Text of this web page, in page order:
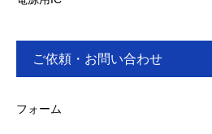
ご依頼・お問い合わせ
フォーム